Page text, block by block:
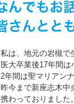
私は、地元の岩槻で
医大卒業後17年間は
2年間は聖マリアン
昨今まで新座志木中
携わっておりました。